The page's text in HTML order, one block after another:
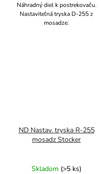
Náhradný diel k postrekovaču.
Nastaviteľná tryska D-255 z
mosadze.
ND Nastav. tryska R-255
mosadz Stocker
Skladom (>5 ks)